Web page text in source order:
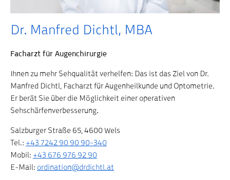
Dr. Manfred Dichtl, MBA
Facharzt für Augenchirurgie
Ihnen zu mehr Sehqualität verhelfen: Das ist das Ziel von Dr.
Manfred Dichtl, Facharzt für Augenheilkunde und Optometrie.
Er berät Sie über die Möglichkeit einer operativen
Sehschärfenverbesserung.
Salzburger Straße 65, 4600 Wels
Tel.: +43 7242 90 90 90-340
Mobil: +43 676 976 92 90
E-Mail: ordination@drdichtl.at